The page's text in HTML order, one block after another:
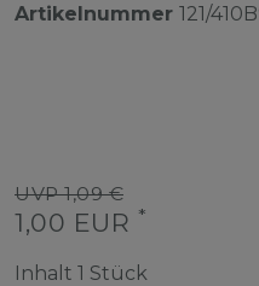
Artikelnummer 121/
UVP 1,09 €
1,00 EUR *
Inhalt 1 Stück